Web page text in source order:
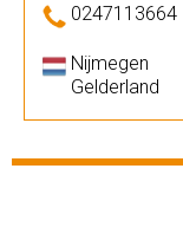
0247113664
Nijmegen
Gelderland